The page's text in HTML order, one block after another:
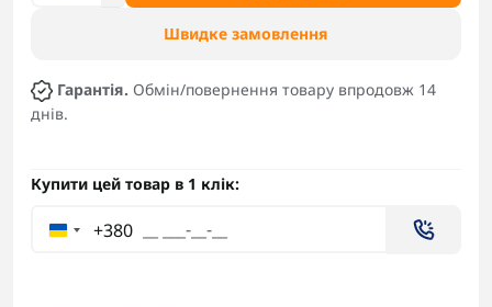
Швидке замовлення
Гарантія. Обмін/повернення товару впродовж 14
днів.
Купити цей товар в 1 клік:
+380